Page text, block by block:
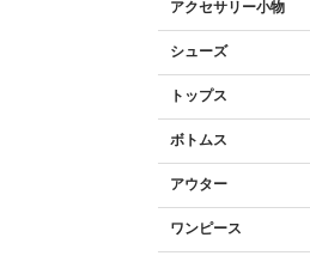
アクセサリー小物
シューズ
トップス
ボトムス
アウター
ワンピース